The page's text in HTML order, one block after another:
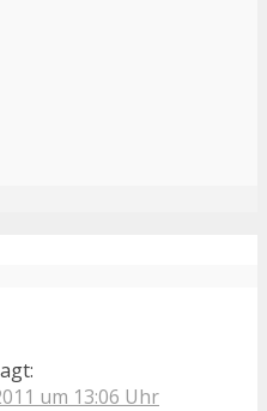
um 13:06 Uhr